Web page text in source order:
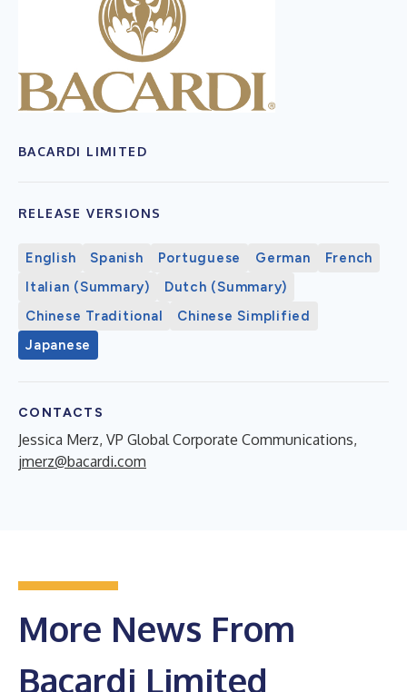
BACARDI LIMITED
RELEASE VERSIONS
English Spanish Portuguese German
French
Italian (Summary)
Dutch (Summary)
Chinese Traditional
Chinese Simplified
Japanese
CONTACTS
Jessica Merz, VP Global Corporate Communications,
jmerz@bacardi.com
More News From
Bacardi Limited